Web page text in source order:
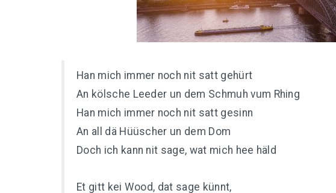
Han mich immer noch nit satt gehürt
An kölsche Leeder un dem Schmuh vum Rhing
Han mich immer noch nit satt gesinn
An all dä Hüüscher un dem Dom
Doch ich kann nit sage, wat mich hee häld
Et gitt kei Wood, dat sage künnt,